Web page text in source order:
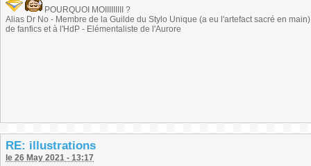
POURQUOI MOIIIIIIIII ?
Alias Dr No - Membre de la Guilde du Stylo Unique (a eu l'artefact sacré en
de fanfics et à l'HdP - Elémentaliste de l'Aurore
RE: illustrations
le 26 May 2021 - 13:17